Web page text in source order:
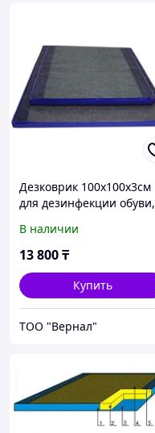
Дезковрик 100x100x3см
для дезинфекции обуви,
В наличии
13 800₸
Купить
ТОО "Вернал"